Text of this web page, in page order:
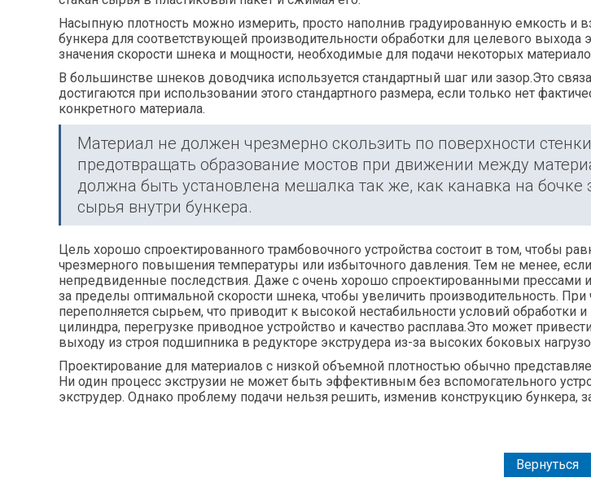
Насыпную плотность можно измерить, просто наполнив градуированную емкость и
бункера для соответствующей производительности обработки для целевого
значения скорости шнека и мощности, необходимые для подачи некоторых
В большинстве шнеков доводчика используется стандартный шаг или зазор.Это
достигаются при использовании этого стандартного размера, если только нет
конкретного материала.
Материал не должен чрезмерно скользить по поверхности
предотвращать образование мостов при движении между
должна быть установлена мешалка так же, как канавка на
сырья внутри бункера.
Цель хорошо спроектированного трамбовочного устройства состоит в том, чтобы
чрезмерного повышения температуры или избыточного давления. Тем не менее,
непредвиденные последствия. Даже с очень хорошо спроектированными
за пределы оптимальной скорости шнека, чтобы увеличить производительность.
переполняется сырьем, что приводит к высокой нестабильности условий обработки и
цилиндра, перегрузке приводное устройство и качество расплава.Это может
выходу из строя подшипника в редукторе экструдера из-за высоких боковых
Проектирование для материалов с низкой объемной плотностью обычно
Ни один процесс экструзии не может быть эффективным без вспомогательного
экструдер. Однако проблему подачи нельзя решить, изменив конструкцию бункера,
Вернуться